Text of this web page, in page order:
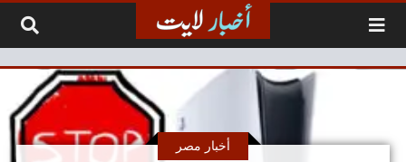
أخبار مصر